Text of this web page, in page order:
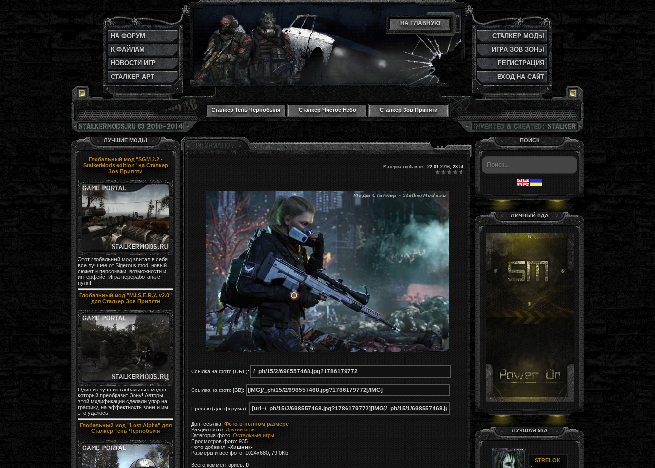
НА ГЛАВНУЮ
СТАЛКЕР МОДЫ
ИГРА ЗОВ ЗОНЫ
РЕГИСТРАЦИЯ
ВХОД НА САЙТ
НА ФОРУМ
К ФАЙЛАМ
НОВОСТИ ИГР
СТАЛКЕР АРТ
Сталкер Тень Чернобыля Сталкер Чистое Небо Сталкер Зов Припяти
ЛУЧШИЕ МОДЫ
Глобальный мод "SGM 2.2 -
StalkerMods edition" на Сталкер
Зов Припяти
Этот глобальный мод впитал в себя
все лучшее от Sigerous mod, новый
сюжет и персонажи, возможности и
интерфейс. Игра переработана с
нуля!
Глобальный мод "M.I.S.E.R.Y. v2.0"
для Сталкер Зов Припяти
Один из лучших глобальных модов,
который преобразит Зону! Авторы
этой модификации сделали упор на
графику, на эффектность зоны и им
это удалось!
Глобальный мод "Lost Alpha" для
Сталкер Тень Чернобыля
Материал добавлен: 22.01.2016, 23:51
Ссылка на фото (URL):
Ссылка на фото [BB]:
Превью (для форума):
Доп. ссылка: Фото в полном размере
Раздел фото: Другие игры
Категория фото: Остальные игры
Просмотров фото: 935
Фото добавил: -Хишник-
Размеры и вес фото: 1024x680, 79.0Kb
Всего комментариев: 0
ПОИСК
ЛИЧНЫЙ ПДА
Гость, ты здесь -й день
Группа: Гости
ЛУЧШАЯ 5КА
STRELOK